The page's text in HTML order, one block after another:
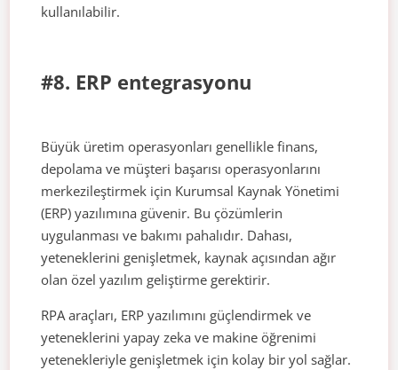
kullanılabilir.
#8. ERP entegrasyonu
Büyük üretim operasyonları genellikle finans,
depolama ve müşteri başarısı operasyonlarını
merkezileştirmek için Kurumsal Kaynak Yönetimi
(ERP) yazılımına güvenir. Bu çözümlerin
uygulanması ve bakımı pahalıdır. Dahası,
yeteneklerini genişletmek, kaynak açısından ağır
olan özel yazılım geliştirme gerektirir.
RPA araçları, ERP yazılımını güçlendirmek ve
yeteneklerini yapay zeka ve makine öğrenimi
yetenekleriyle genişletmek için kolay bir yol sağlar.